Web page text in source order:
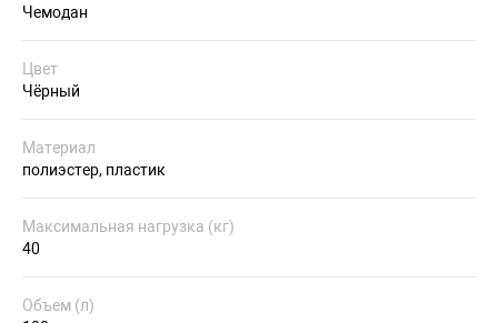
Чемодан
Цвет
Чёрный
Материал
полиэстер, пластик
Максимальная нагрузка (кг)
40
Объем (л)